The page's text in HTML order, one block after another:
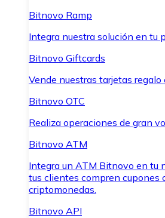
Bitnovo Ramp
Integra nuestra solución en tu
Bitnovo Giftcards
Vende nuestras tarjetas regalo
Bitnovo OTC
Realiza operaciones de gran
Bitnovo ATM
Integra un ATM Bitnovo en tu
tus clientes compren cupones
criptomonedas.
Bitnovo API